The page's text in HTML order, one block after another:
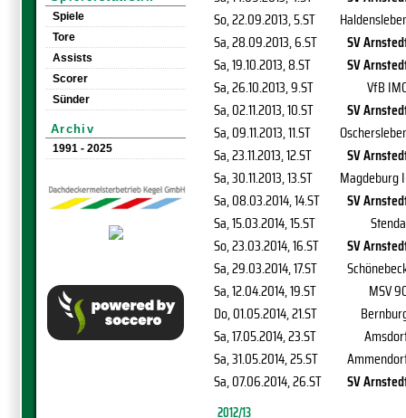
Spiele
Tore
Assists
Scorer
Sünder
Archiv
1991 - 2025
So, 22.09.2013, 5.ST
Sa, 28.09.2013, 6.ST
SV
Sa, 19.10.2013, 8.ST
SV
Sa, 26.10.2013, 9.ST
VfB
Sa, 02.11.2013, 10.ST
SV
Sa, 09.11.2013, 11.ST
Sa, 23.11.2013, 12.ST
SV
Sa, 30.11.2013, 13.ST
Magdeburg
Sa, 08.03.2014, 14.ST
SV
Sa, 15.03.2014, 15.ST
So, 23.03.2014, 16.ST
SV
Sa, 29.03.2014, 17.ST
Sa, 12.04.2014, 19.ST
MSV
Do, 01.05.2014, 21.ST
Sa, 17.05.2014, 23.ST
Sa, 31.05.2014, 25.ST
Sa, 07.06.2014, 26.ST SV
2012/13